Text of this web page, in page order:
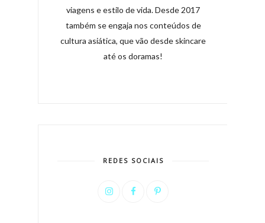
viagens e estilo de vida. Desde 2017
também se engaja nos conteúdos de
cultura asiática, que vão desde skincare
até os doramas!
REDES SOCIAIS